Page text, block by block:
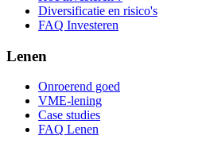
Diversificatie en risico's
FAQ Investeren
Lenen
Onroerend goed
VME-lening
Case studies
FAQ Lenen